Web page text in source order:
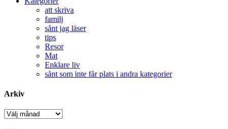
att skriva
familj
sånt jag läser
tips
Resor
Mat
Enklare liv
sånt som inte får plats i andra kategorier
Arkiv
Arkiv